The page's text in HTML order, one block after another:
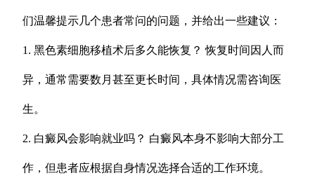
们温馨提示几个患者常问的问题，并给出一些建议：
1. 黑色素细胞移植术后多久能恢复？ 恢复时间因人而
异，通常需要数月甚至更长时间，具体情况需咨询医
生。
2. 白癜风会影响就业吗？ 白癜风本身不影响大部分工
作，但患者应根据自身情况选择合适的工作环境。